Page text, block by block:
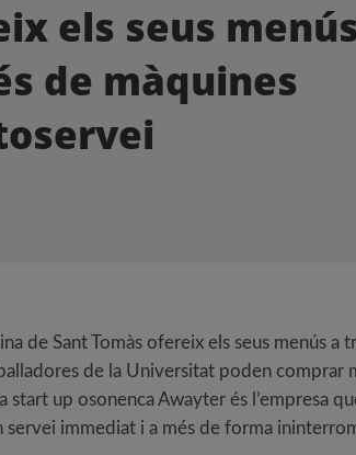
els seus
de màquines
de Sant Tomàs ofereix els seus menús a
de la Universitat poden comprar
start up osonenca Awayter és l’empresa
servei immediat i a més de forma